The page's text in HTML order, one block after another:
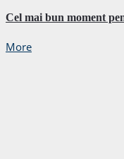
Cel mai bun moment
More